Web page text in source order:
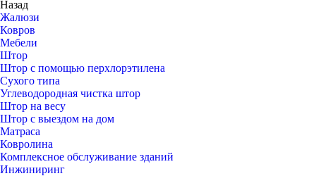
Назад
Жалюзи
Ковров
Мебели
Штор
Штор с помощью перхлорэтилена
Сухого типа
Углеводородная чистка штор
Штор на весу
Штор с выездом на дом
Матраса
Ковролина
Комплексное обслуживание зданий
Инжиниринг